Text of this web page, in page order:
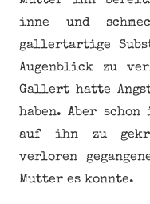
inne und
gallertartige
Augenblick zu
Gallert hatte
haben. Aber schon
auf ihn zu
verloren
Mutter es konnte.